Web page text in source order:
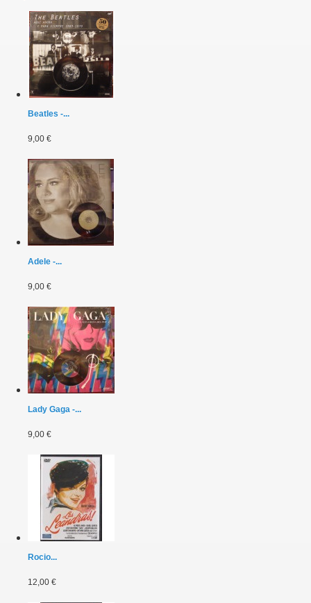
Beatles -...
9,00 €
Adele -...
9,00 €
Lady Gaga -...
9,00 €
Rocio...
12,00 €